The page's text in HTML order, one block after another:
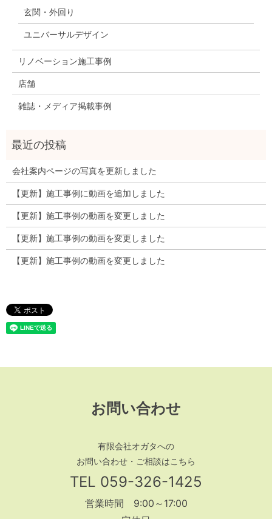
玄関・外回り
ユニバーサルデザイン
リノベーション施工事例
店舗
雑誌・メディア掲載事例
会社案内ページの写真を更新しました
【更新】施工事例に動画を追加しました
【更新】施工事例の動画を変更しました
【更新】施工事例の動画を変更しました
【更新】施工事例の動画を変更しました
お問い合わせ
有限会社オガタへの
お問い合わせ・ご相談はこちら
TEL 059-326-1425
営業時間 9:00～17:00